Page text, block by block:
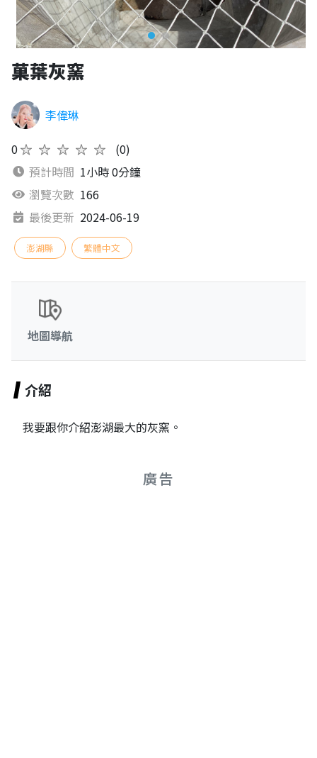
菓葉灰窯
李偉琳
0★★★★★
(0)
預計時間 1小時 0分鐘
瀏覽次數 166
最後更新 2024-06-19
澎湖縣 繁體中文
地圖導航
介紹
我要跟你介紹澎湖最大的灰窯。
廣告